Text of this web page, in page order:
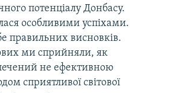
потенціалу Донбасу.
особливими успіхами.
правильних висновків.
ми сприйняли, як
не ефективною
сприятливої світової